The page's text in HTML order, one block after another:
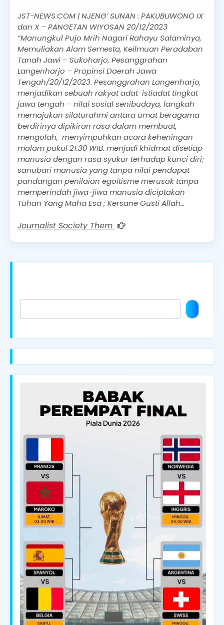
JST-NEWS.COM | NJENG’ SUNAN : PAKUBUWONO IX
dan X – PANGETAN WIYOSAN 20/12/2023
“Manungkul Pujo Mrih Nagari Rahayu Salaminya,
Memuliakan Alam Semesta, Keilmuan Peradaban
Tanah Jawi – Sukoharjo, Pesanggrahan
Langenharjo – Propinsi Daerah Jawa
Tengah/20/12/2023. Pesanggrahan Langenharjo,
menjadikan sebuah rakyat adat-istiadat tingkat
jawa tengah – nilai sosial senibudaya, langkah
memajukan silaturahmi antara umat beragama
berdirinya dipikiran rasa dalam membuat,
mengolah, menyimpuhkan acara keheningan
malam pukul 21.30 WIB. menjadi khidmat disetiap
manusia dengan rasa syukur terhadap kunci diri;
sanubari manusia yang tanpa nilai pendapat
pandangan penilaian egoitisme merusak tanpa
memperindah jiwa-jiwa manusia diciptakan
Tuhan Yang Maha Esa ; Kersane Gusti Allah…
Journalist Society Them